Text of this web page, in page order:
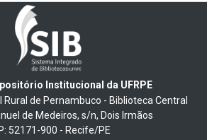
Institucional da UFRPE
Rural de Pernambuco - Biblioteca Central
de Medeiros, s/n, Dois Irmãos
52171-900 - Recife/PE